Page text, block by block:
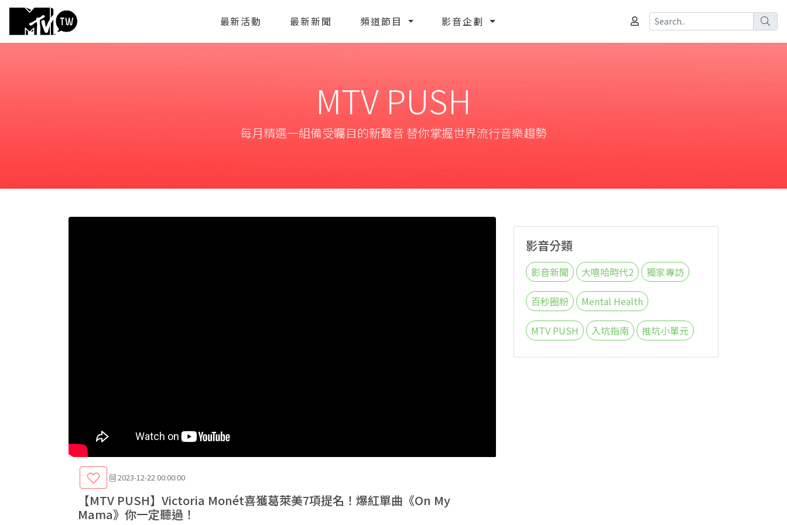
最新活動 最新新聞 頻道節目 影音企劃
MTV PUSH
每月精選一組備受矚目的新聲音 替你掌握世界流行音樂趨勢
影音分類
影音新聞 大嘻哈時代2 獨家專訪
百秒圈粉 Mental Health
MTV PUSH 入坑指南 推坑小單元
2023-12-22 00:00:00
【MTV PUSH】Victoria Monét喜獲葛萊美7項提名！爆紅單曲《On My
Mama》你一定聽過！